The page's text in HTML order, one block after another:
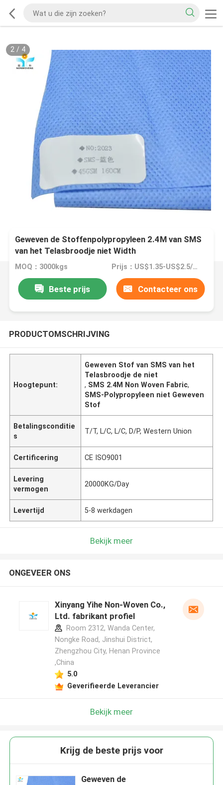
2/ 4
Geweven de Stoffenpolypropyleen 2.4M van SMS
van het Telasbroodje niet Width
MOQ：3000kgs Prijs：US$1.35-US$2.5/KG
Beste prijs Contacteer ons
PRODUCTOMSCHRIJVING
Hoogtepunt:
Geweven Stof van SMS van het
Telasbroodje de niet
, SMS 2.4M Non Woven Fabric,
SMS-Polypropyleen niet Geweven
Stof
Betalingsconditie
s
T/T, L/C, L/C, D/P, Western Union
Certificering CE ISO9001
Levering
vermogen
20000KG/Day
Levertijd 5-8 werkdagen
Bekijk meer
ONGEVEER ONS
Xinyang Yihe Non-Woven Co.,
Ltd. fabrikant profiel
Room 2312, Wanda Center,
Nongke Road, Jinshui District,
Zhengzhou City, Henan Province
,China
5.0
Geverifieerde Leverancier
Bekijk meer
Krijg de beste prijs voor
Geweven de